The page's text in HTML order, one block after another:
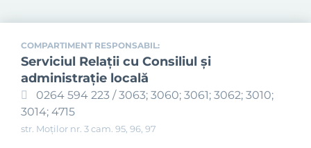
COMPARTIMENT RESPONSABIL:
Serviciul Relaţii cu Consiliul şi
administraţie locală
0264 594 223 / 3063; 3060; 3061; 3062; 3010;
3014; 4715
str. Moților nr. 3 cam. 95, 96, 97